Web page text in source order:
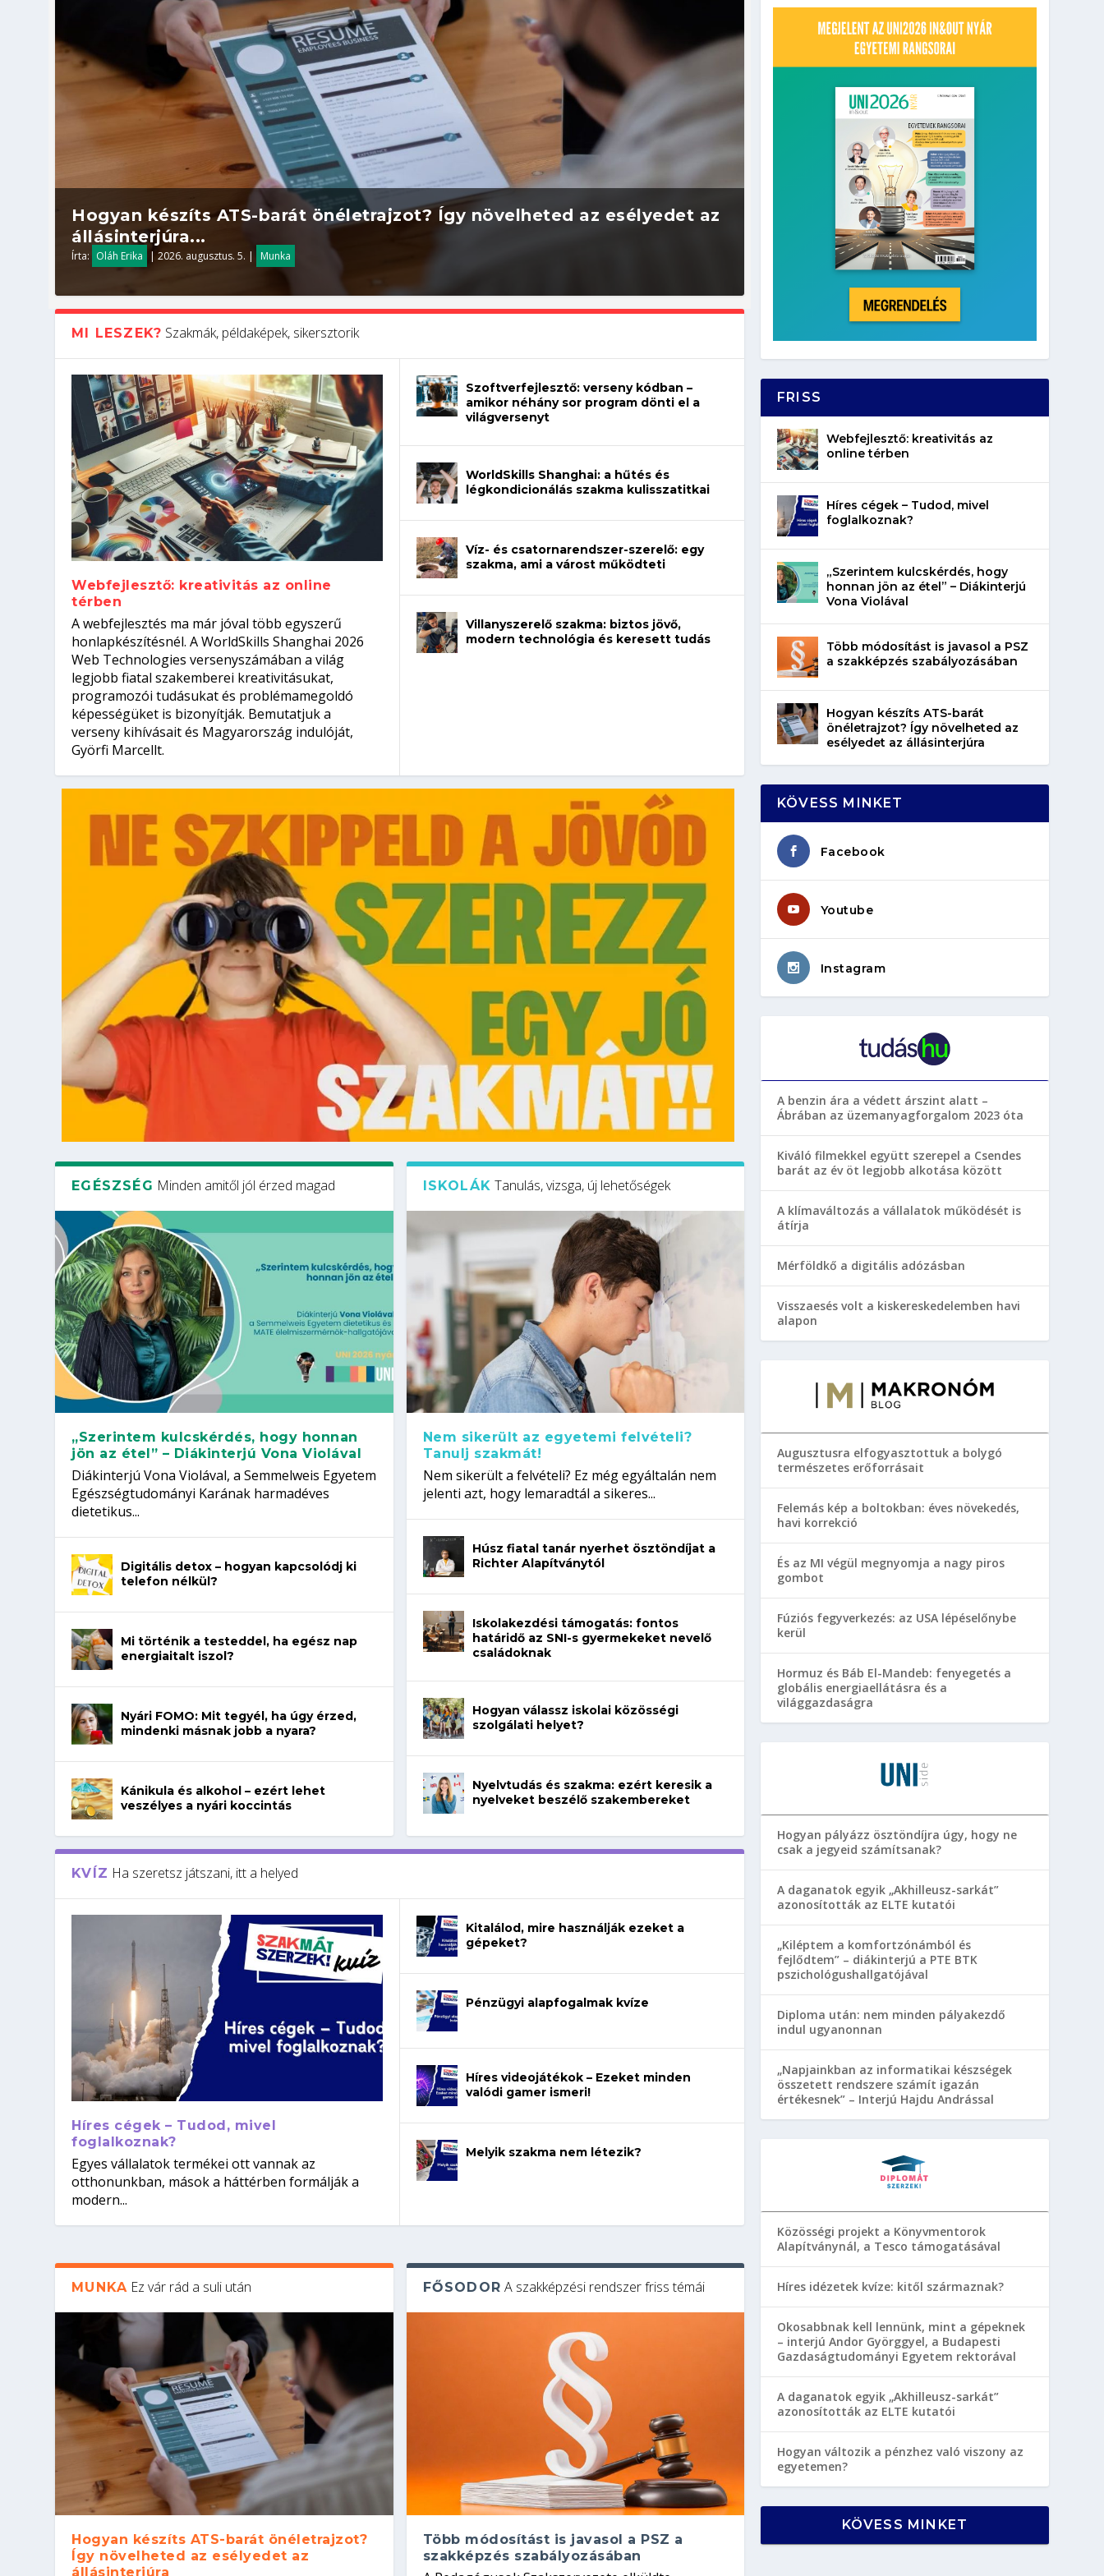
Hogyan készíts ATS-barát önéletrajzot? Így növelheted az esélyedet az
állásinterjúra...
Írta: Oláh Erika |2026. augusztus. 5. | Munka
Kitalálod, mire használják ezeket a gépeket?
Írta: Tóth Mónika |2026. augusztus. 4.| Kvíz
Nem sikerült az egyetemi felvételi? Tanulj szakmát!
Írta: Oláh Erika |2026. augusztus. 4.| Iskolák
Szoftverfejlesztő: verseny kódban – amikor néhány sor program dönti
el a világversenyt...
Írta: Szakmát Szerzek | 2026. augusztus. 3.| Mi leszek?
Digitális detox – hogyan kapcsolódj ki telefon nélkül?
Írta: Oláh Erika |2026. augusztus. 3.| Egészség
MI LESZEK? Szakmák, példaképek, sikersztorik
Webfejlesztő: kreativitás az online
térben
A webfejlesztés ma már jóval több egyszerű
honlapkészítésnél. A WorldSkills Shanghai 2026
Web Technologies versenyszámában a világ
legjobb fiatal szakemberei kreativitásukat,
programozói tudásukat és problémamegoldó
képességüket is bizonyítják. Bemutatjuk a
verseny kihívásait és Magyarország indulóját,
Györfi Marcellt.
Szoftverfejlesztő: verseny kódban –
amikor néhány sor program dönti el a
világversenyt
WorldSkills Shanghai: a hűtés és
légkondicionálás szakma kulisszatitkai
Víz- és csatornarendszer-szerelő: egy
szakma, ami a várost működteti
Villanyszerelő szakma: biztos jövő,
modern technológia és keresett tudás
EGÉSZSÉG Minden amitől jól érzed magad
„Szerintem kulcskérdés, hogy honnan
jön az étel” – Diákinterjú Vona Violával
Diákinterjú Vona Violával, a Semmelweis Egyetem
Egészségtudományi Karának harmadéves
dietetikus...
Digitális detox – hogyan kapcsolódj ki
telefon nélkül?
Mi történik a testeddel, ha egész nap
energiaitalt iszol?
Nyári FOMO: Mit tegyél, ha úgy érzed,
mindenki másnak jobb a nyara?
Kánikula és alkohol – ezért lehet
veszélyes a nyári koccintás
ISKOLÁK Tanulás, vizsga, új lehetőségek
Nem sikerült az egyetemi felvételi?
Tanulj szakmát!
Nem sikerült a felvételi? Ez még egyáltalán nem
jelenti azt, hogy lemaradtál a sikeres...
Húsz fiatal tanár nyerhet ösztöndíjat a
Richter Alapítványtól
Iskolakezdési támogatás: fontos
határidő az SNI-s gyermekeket nevelő
családoknak
Hogyan válassz iskolai közösségi
szolgálati helyet?
Nyelvtudás és szakma: ezért keresik a
nyelveket beszélő szakembereket
KVÍZ Ha szeretsz játszani, itt a helyed
Híres cégek – Tudod, mivel
foglalkoznak?
Egyes vállalatok termékei ott vannak az
otthonunkban, mások a háttérben formálják a
modern...
Kitalálod, mire használják ezeket a
gépeket?
Pénzügyi alapfogalmak kvíze
Híres videojátékok – Ezeket minden
valódi gamer ismeri!
Melyik szakma nem létezik?
MUNKA Ez vár rád a suli után
Hogyan készíts ATS-barát önéletrajzot?
Így növelheted az esélyedet az
állásinterjúra
FŐSODOR A szakképzési rendszer friss témái
Több módosítást is javasol a PSZ a
szakképzés szabályozásában
FRISS
Webfejlesztő: kreativitás az
online térben
Híres cégek – Tudod, mivel
foglalkoznak?
„Szerintem kulcskérdés, hogy
honnan jön az étel” – Diákinterjú
Vona Violával
Több módosítást is javasol a PSZ
a szakképzés szabályozásában
Hogyan készíts ATS-barát
önéletrajzot? Így növelheted az
esélyedet az állásinterjúra
KÖVESS MINKET
Facebook
Youtube
Instagram
A benzin ára a védett árszint alatt –
Ábrában az üzemanyagforgalom 2023 óta
Kiváló filmekkel együtt szerepel a Csendes
barát az év öt legjobb alkotása között
A klímaváltozás a vállalatok működését is
átírja
Mérföldkő a digitális adózásban
Visszaesés volt a kiskereskedelemben havi
alapon
Augusztusra elfogyasztottuk a bolygó
természetes erőforrásait
Felemás kép a boltokban: éves növekedés,
havi korrekció
És az MI végül megnyomja a nagy piros
gombot
Fúziós fegyverkezés: az USA lépéselőnybe
kerül
Hormuz és Báb El-Mandeb: fenyegetés a
globális energiaellátásra és a
világgazdaságra
Hogyan pályázz ösztöndíjra úgy, hogy ne
csak a jegyeid számítsanak?
A daganatok egyik „Akhilleusz-sarkát”
azonosították az ELTE kutatói
„Kiléptem a komfortzónámból és
fejlődtem” – diákinterjú a PTE BTK
pszichológushallgatójával
Diploma után: nem minden pályakezdő
indul ugyanonnan
„Napjainkban az informatikai készségek
összetett rendszere számít igazán
értékesnek” – Interjú Hajdu Andrással
Közösségi projekt a Könyvmentorok
Alapítványnál, a Tesco támogatásával
Híres idézetek kvíze: kitől származnak?
Okosabbnak kell lennünk, mint a gépeknek
– interjú Andor Györggyel, a Budapesti
Gazdaságtudományi Egyetem rektorával
A daganatok egyik „Akhilleusz-sarkát”
azonosították az ELTE kutatói
Hogyan változik a pénzhez való viszony az
egyetemen?
KÖVESS MINKET